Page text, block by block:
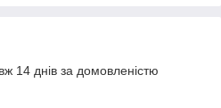
14 днів за домовленістю